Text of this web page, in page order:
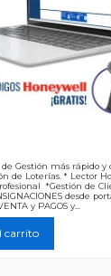
Gestión más rápido
de Loterías. * Lector
*Gestión de
desde
y PAGOS y...
carrito